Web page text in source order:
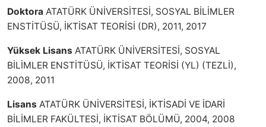
Doktora ATATÜRK ÜNİVERSİTESİ, SOSYAL BİLİMLER
ENSTİTÜSÜ, İKTİSAT TEORİSİ (DR), 2011, 2017
Yüksek Lisans ATATÜRK ÜNİVERSİTESİ, SOSYAL
BİLİMLER ENSTİTÜSÜ, İKTİSAT TEORİSİ (YL) (TEZLİ),
2008, 2011
Lisans ATATÜRK ÜNİVERSİTESİ, İKTİSADİ VE İDARİ
BİLİMLER FAKÜLTESİ, İKTİSAT BÖLÜMÜ, 2004, 2008